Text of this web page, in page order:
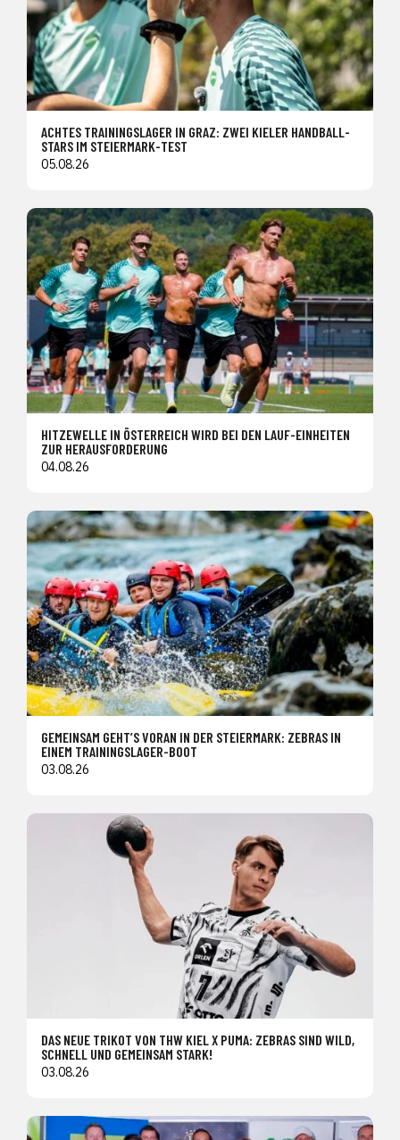
ACHTES TRAININGSLAGER IN GRAZ: ZWEI KIELER HANDBALL-
STARS IM STEIERMARK-TEST
05.08.26
HITZEWELLE IN ÖSTERREICH WIRD BEI DEN LAUF-EINHEITEN
ZUR HERAUSFORDERUNG
04.08.26
GEMEINSAM GEHT’S VORAN IN DER STEIERMARK: ZEBRAS IN
EINEM TRAININGSLAGER-BOOT
03.08.26
DAS NEUE TRIKOT VON THW KIEL X PUMA: ZEBRAS SIND WILD,
SCHNELL UND GEMEINSAM STARK!
03.08.26